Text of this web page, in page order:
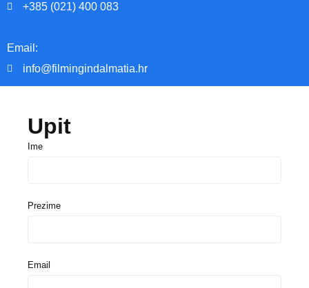
+385 (021) 400 083
Email:
info@filmingindalmatia.hr
Upit
Ime
Prezime
Email